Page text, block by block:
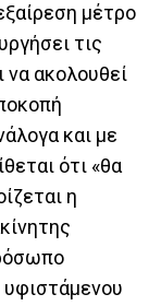
μέτρο
τις
να ακολουθεί
και με
ότι «θα
η